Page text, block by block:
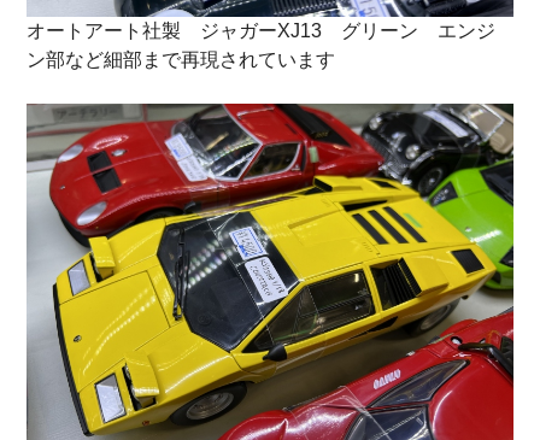
オートアート社製 ジャガーXJ13 グリーン エンジ
ン部など細部まで再現されています